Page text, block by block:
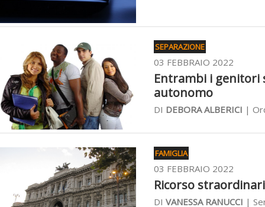
SEPARAZIONE
03 FEBBRAIO 2022
Entrambi i genitori
autonomo
DI DEBORA ALBERICI |
FAMIGLIA
03 FEBBRAIO 2022
Ricorso
DI VANESSA RANUCCI |